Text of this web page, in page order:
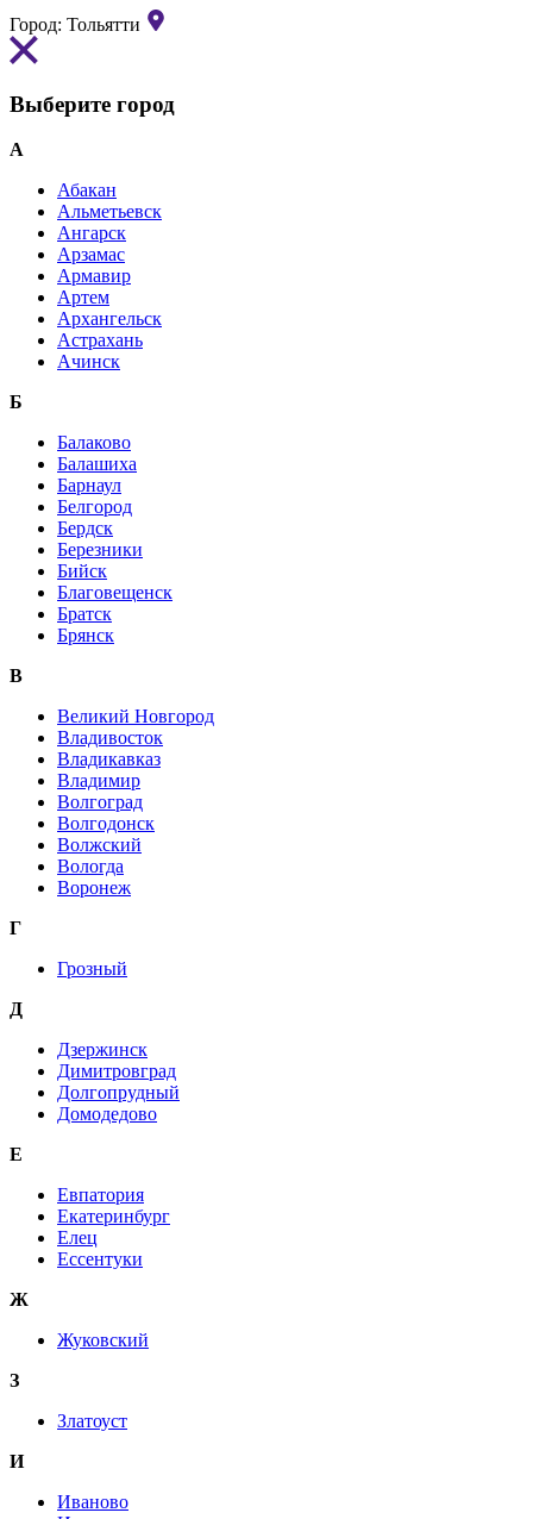
Город: Тольятти
Выберите город
А
Абакан
Альметьевск
Ангарск
Арзамас
Армавир
Артем
Архангельск
Астрахань
Ачинск
Б
Балаково
Балашиха
Барнаул
Белгород
Бердск
Березники
Бийск
Благовещенск
Братск
Брянск
В
Великий Новгород
Владивосток
Владикавказ
Владимир
Волгоград
Волгодонск
Волжский
Вологда
Воронеж
Г
Грозный
Д
Дзержинск
Димитровград
Долгопрудный
Домодедово
Е
Евпатория
Екатеринбург
Елец
Ессентуки
Ж
Жуковский
З
Златоуст
И
Иваново